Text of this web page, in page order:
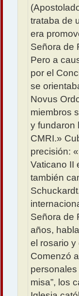
trataba de
era
Señora de
Pero a
por el
se
Novus
miembros
y fundaron
CMRI.»
precisión:
Vaticano II
también
Señora de
años,
el rosario y
Comenzó
personales
misa”, los